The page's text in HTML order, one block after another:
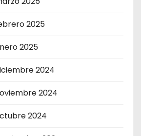
2025
2025
2024
2024
2024